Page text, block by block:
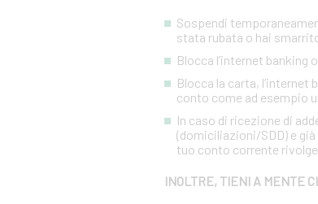
Sospendi
stata rubata o hai
Blocca l’internet banking
Blocca la carta, l’internet
conto come ad esempio
In caso di ricezione di
(domiciliazioni/SDD) e
tuo conto corrente
INOLTRE, TIENI A MENTE